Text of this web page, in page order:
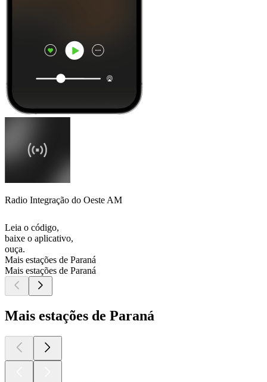
Radio Integração do Oeste AM
Leia o código,
baixe o aplicativo,
ouça.
Mais estações de Paraná
Mais estações de Paraná
Mais estações de Paraná